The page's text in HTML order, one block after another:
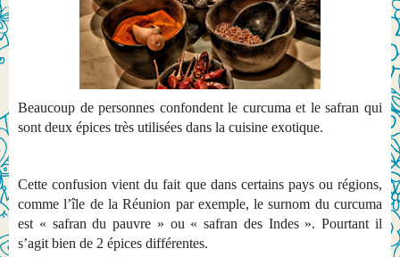
Beaucoup de personnes confondent le curcuma et le safran qui
sont deux épices très utilisées dans la cuisine exotique.
Cette confusion vient du fait que dans certains pays ou régions,
comme l’île de la Réunion par exemple, le surnom du curcuma
est « safran du pauvre » ou « safran des Indes ». Pourtant il
s’agit bien de 2 épices différentes.